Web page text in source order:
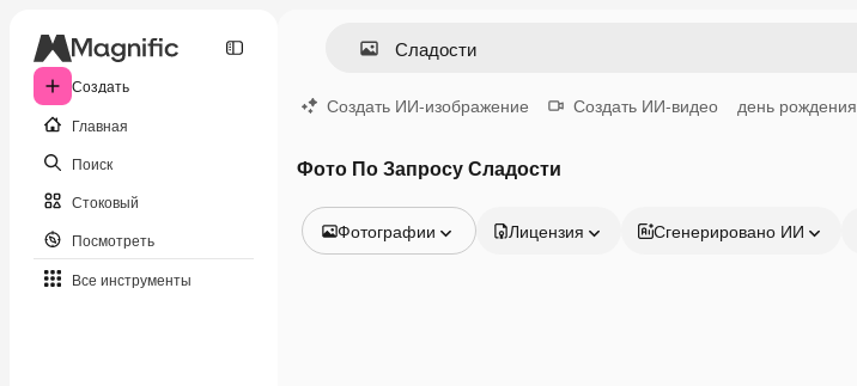
Создать
Главная
Поиск
Стоковый
Посмотреть
Все инструменты
Создать ИИ-изображение Создать ИИ-видео день рождения
Фото По Запросу Сладости
Фотографии Лицензия Сгенерировано ИИ